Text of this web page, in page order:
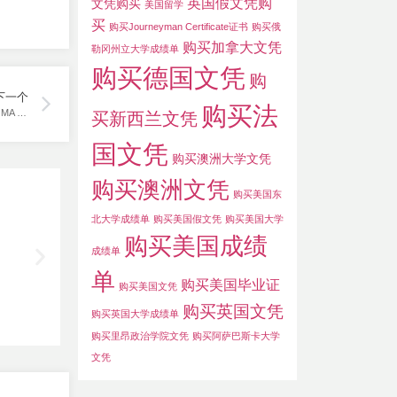
一个
文凭购买 美国留学
买 购买Journeyman Certificate证书 购买俄
勒冈州立大学成绩单 购买加拿大文凭
购买德国文凭 购
买新西兰文凭 购买法
国文凭 购买澳洲大学文凭
购买澳洲文凭 购买美国东
北大学成绩单 购买美国假文凭 购买美国大学
成绩单 购买美国成绩
单 购买美国文凭 购买美国毕业证
购买英国大学成绩单 购买英国文凭
购买里昂政治学院文凭 购买阿萨巴斯卡大学
文凭